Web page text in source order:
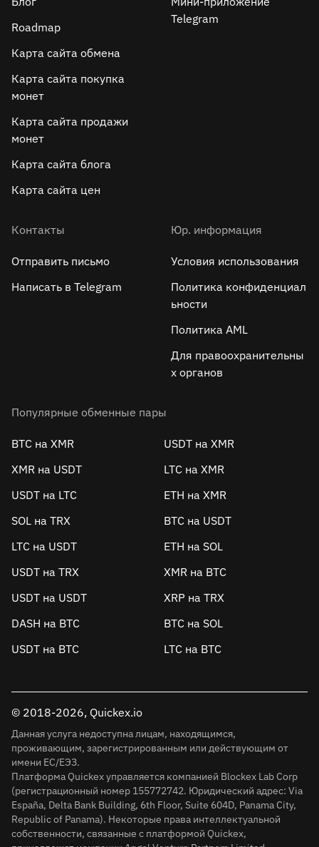
Roadmap
Карта сайта обмена
Карта сайта покупка
монет
Карта сайта продажи
монет
Карта сайта блога
Карта сайта цен
Telegram
Контакты
Отправить письмо
Написать в Telegram
Юр. информация
Условия использования
Политика конфиденциал
ьности
Политика AML
Для правоохранительны
х органов
Популярные обменные пары
BTC на XMR
USDT на XMR
XMR на USDT
LTC на XMR
USDT на LTC
ETH на XMR
SOL на TRX
BTC на USDT
LTC на USDT
ETH на SOL
USDT на TRX
XMR на BTC
USDT на USDT
XRP на TRX
DASH на BTC
BTC на SOL
USDT на BTC
LTC на BTC
© 2018-2026, Quickex.io
Данная услуга недоступна лицам, находящимся,
проживающим, зарегистрированным или действующим от
имени ЕС/ЕЭЗ.
Платформа Quickex управляется компанией Blockex Lab Corp
(регистрационный номер 155772742. Юридический адрес: Via
España, Delta Bank Building, 6th Floor, Suite 604D, Panama City,
Republic of Panama). Некоторые права интеллектуальной
собственности, связанные с платформой Quickex,